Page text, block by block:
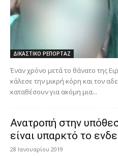
ΔΙΚΑΣΤΙΚΟ ΡΕΠΟΡΤΑΖ
Έναν χρόνο μετά το θάνατο της
κάλεσε την μικρή κόρη και τον
καταθέσουν για ακόμη μια...
Ανατροπή στην
είναι υπαρκτό το
28 Ιανουαρίου 2019